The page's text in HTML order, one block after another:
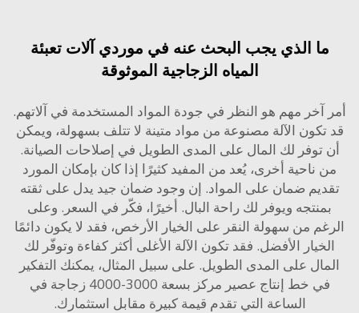
الذي يجب البحث عنه في موردي آلات تعبئة
المياه الزجاجية الموثوقة
مهم هو النظر في جودة المواد المستخدمة في آلاتهم.
الآلة مصنوعة من مواد متينة لا تتلف بسهولة، ويمكن
لك المال على المدى الطويل في إصلاحات الصيانة.
أخرى، يُعد من المفيد كثيرًا إذا كان بإمكان المورد
ضمان على المواد. إن وجود ضمان جيد يدل على ثقته
ويوفر لك راحة البال. أخيرًا، فكّر في السعر. وعلى
من سهولة النقر على الخيار الأرخص، فقد لا يكون دائمًا
الأفضل. فقد تكون الآلة الأغلى أكثر كفاءة وتوفّر لك
على المدى الطويل. على سبيل المثال، يمكنك التفكير
خط إنتاج عصير مركز بسعة 3000-4000 زجاجة في
الساعةالتي تقدم قيمة كبيرة مقابل استثمارك.